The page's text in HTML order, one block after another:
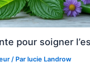
pour soigner
/ Parlucie Landrow